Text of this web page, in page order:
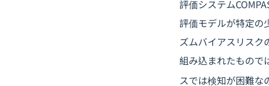
評価システム
評価モデルが特定の
ズムバイアスリス
組み込まれたもので
スでは検知が困難な